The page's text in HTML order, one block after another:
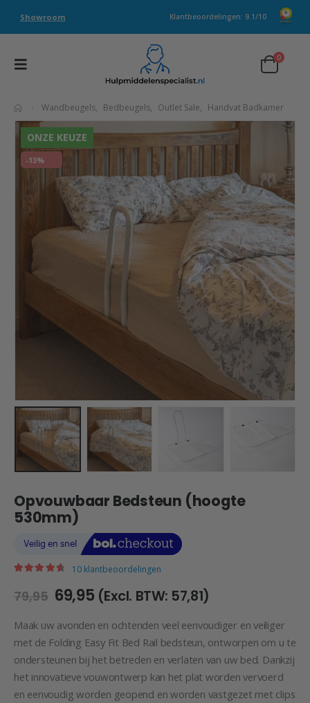
Showroom Klantbeoordelingen: 9.1/10
0
Wandbeugels, Bedbeugels, Outlet Sale, Handvat Badkamer
ONZE KEUZE
-13%
Opvouwbaar Bedsteun (hoogte
530mm)
10 klantbeoordelingen
79,95 Oorspronkelijke
prijs
was:
€79,95.
69,95Huidige
prijs
is:
€69,95.
(Excl. BTW: 57,81)
Maak uw avonden en ochtenden veel eenvoudiger en veiliger
met de Folding Easy Fit Bed Rail bedsteun, ontworpen om u te
ondersteunen bij het betreden en verlaten van uw bed. Dankzij
het innovatieve vouwontwerp kan het plat worden vervoerd
en eenvoudig worden geopend en worden vastgezet met clips